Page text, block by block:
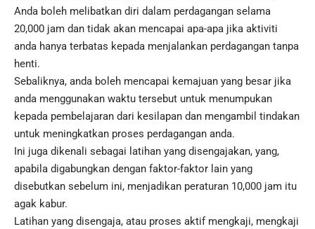
Anda boleh melibatkan diri dalam perdagangan selama
20,000 jam dan tidak akan mencapai apa-apa jika aktiviti
anda hanya terbatas kepada menjalankan perdagangan tanpa
henti.
Sebaliknya, anda boleh mencapai kemajuan yang besar jika
anda menggunakan waktu tersebut untuk menumpukan
kepada pembelajaran dari kesilapan dan mengambil tindakan
untuk meningkatkan proses perdagangan anda.
Ini juga dikenali sebagai latihan yang disengajakan, yang,
apabila digabungkan dengan faktor-faktor lain yang
disebutkan sebelum ini, menjadikan peraturan 10,000 jam itu
agak kabur.
Latihan yang disengaja, atau proses aktif mengkaji, mengkaji